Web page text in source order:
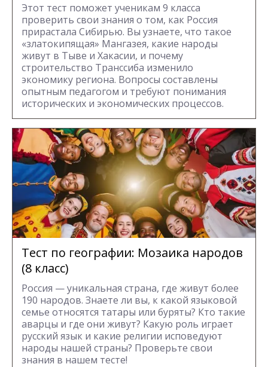
Этот тест поможет ученикам 9 класса
проверить свои знания о том, как Россия
прирастала Сибирью. Вы узнаете, что такое
«златокипящая» Мангазея, какие народы
живут в Тыве и Хакасии, и почему
строительство Транссиба изменило
экономику региона. Вопросы составлены
опытным педагогом и требуют понимания
исторических и экономических процессов.
Тест по географии: Мозаика народов
(8 класс)
Россия — уникальная страна, где живут более
190 народов. Знаете ли вы, к какой языковой
семье относятся татары или буряты? Кто такие
аварцы и где они живут? Какую роль играет
русский язык и какие религии исповедуют
народы нашей страны? Проверьте свои
знания в нашем тесте!